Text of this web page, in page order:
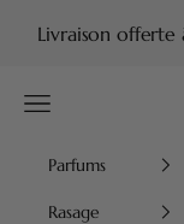
Livraison offerte
Menu
Parfums
Rasage